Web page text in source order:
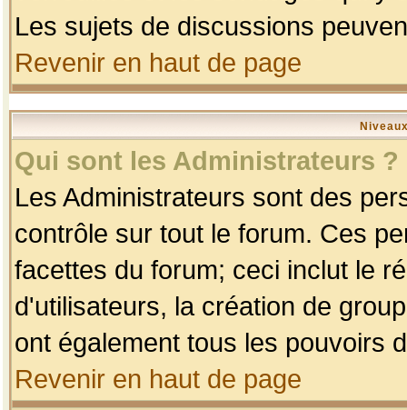
Les sujets de discussions
Revenir en haut de page
Qui sont les Administrateurs ?
Les Administrateurs sont des
contrôle sur tout le forum. Ces
facettes du forum; ceci inclut le
d'utilisateurs, la création de
ont également tous les pouvoirs
Revenir en haut de page